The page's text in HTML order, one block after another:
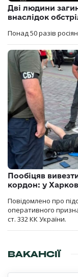
Дві людини
внаслідок
Понад 50 разів
Пообіцяв
кордон: у
Повідомлено про
оперативного
ст. 332 КК України.
ВАКАНСІЇ